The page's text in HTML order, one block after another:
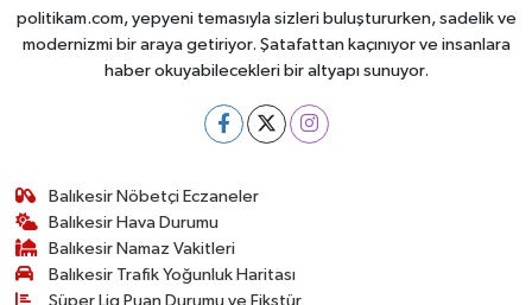
politikam.com, yepyeni temasıyla sizleri buluştururken, sadelik ve
modernizmi bir araya getiriyor. Şatafattan kaçınıyor ve insanlara
haber okuyabilecekleri bir altyapı sunuyor.
Balıkesir Nöbetçi Eczaneler
Balıkesir Hava Durumu
Balıkesir Namaz Vakitleri
Balıkesir Trafik Yoğunluk Haritası
Süper Lig Puan Durumu ve Fikstür
SEYAHAT
SPOR
SÜRMANŞET